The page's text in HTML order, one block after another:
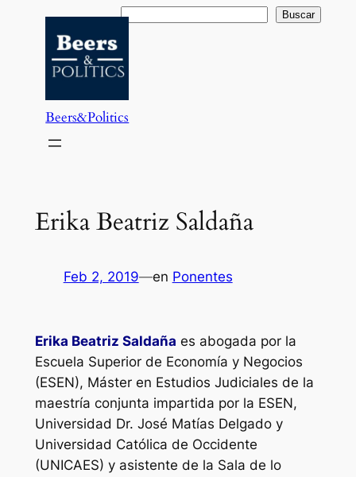
contenido
Buscar Buscar
Beers&Politics
Erika Beatriz Saldaña
Feb 2, 2019—en Ponentes
Erika Beatriz Saldaña es abogada por la
Escuela Superior de Economía y Negocios
(ESEN), Máster en Estudios Judiciales de la
maestría conjunta impartida por la ESEN,
Universidad Dr. José Matías Delgado y
Universidad Católica de Occidente
(UNICAES) y asistente de la Sala de lo